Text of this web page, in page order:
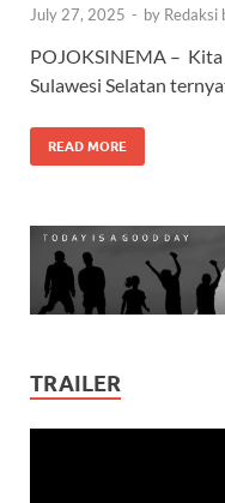
July 27, 2025 - by Redaksi
POJOKSINEMA –
Sulawesi Selatan
READ MORE
TRAILER